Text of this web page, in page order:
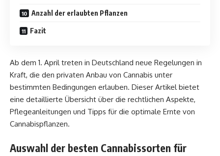
Anzahl der erlaubten Pflanzen
Fazit
Ab dem 1. April treten in Deutschland neue Regelungen in
Kraft, die den privaten Anbau von Cannabis unter
bestimmten Bedingungen erlauben. Dieser Artikel bietet
eine detaillierte Übersicht über die rechtlichen Aspekte,
Pflegeanleitungen und Tipps für die optimale Ernte von
Cannabispflanzen.
Auswahl der besten Cannabissorten für